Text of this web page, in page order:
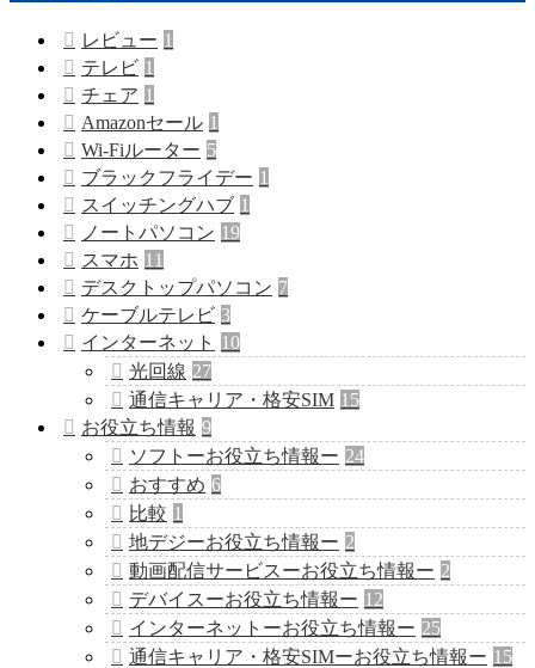
レビュー 1
テレビ 1
チェア 1
Amazonセール 1
Wi-Fiルーター 5
ブラックフライデー 1
スイッチングハブ 1
ノートパソコン 19
スマホ 11
デスクトップパソコン 7
ケーブルテレビ 3
インターネット
10
光回線 27
通信キャリア・格安SIM 15
お役立ち情報 9
ソフトーお役立ち情報ー 24
おすすめ 6
比較 1
地デジーお役立ち情報ー 2
動画配信サービスーお役立ち情報ー 2
デバイスーお役立ち情報ー 12
インターネットーお役立ち情報ー 25
通信キャリア・格安SIMーお役立ち情報ー 15